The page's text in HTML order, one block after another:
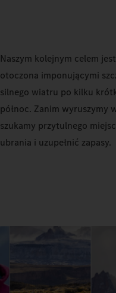
Naszym kolejnym celem
otoczona imponującymi
silnego wiatru po kilku
północ. Zanim wyruszymy
szukamy przytulnego
ubrania i uzupełnić zapasy.